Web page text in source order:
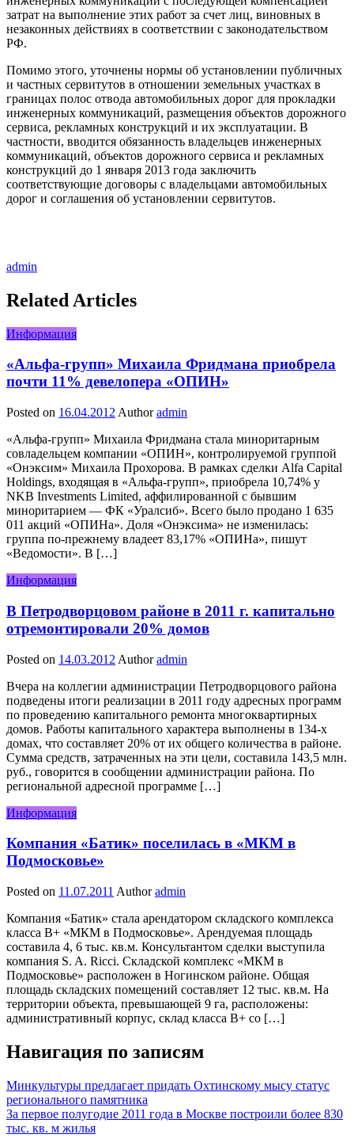
затрат на выполнение этих работ за счет лиц, виновных в
незаконных действиях в соответствии с законодательством
РФ.
Помимо этого, уточнены нормы об установлении публичных
и частных сервитутов в отношении земельных участках в
границах полос отвода автомобильных дорог для прокладки
инженерных коммуникаций, размещения объектов дорожного
сервиса, рекламных конструкций и их эксплуатации. В
частности, вводится обязанность владельцев инженерных
коммуникаций, объектов дорожного сервиса и рекламных
конструкций до 1 января 2013 года заключить
соответствующие договоры с владельцами автомобильных
дорог и соглашения об установлении сервитутов.
admin
Related Articles
Информация
«Альфа-групп» Михаила Фридмана приобрела
почти 11% девелопера «ОПИН»
Posted on 16.04.2012 Author admin
«Альфа-групп» Михаила Фридмана стала миноритарным
совладельцем компании «ОПИН», контролируемой группой
«Онэксим» Михаила Прохорова. В рамках сделки Alfa Capital
Holdings, входящая в «Альфа-групп», приобрела 10,74% у
NKB Investments Limited, аффилированной с бывшим
миноритарием — ФК «Уралсиб». Всего было продано 1 635
011 акций «ОПИНа». Доля «Онэксима» не изменилась:
группа по-прежнему владеет 83,17% «ОПИНа», пишут
«Ведомости». В […]
Информация
В Петродворцовом районе в 2011 г. капитально
отремонтировали 20% домов
Posted on 14.03.2012 Author admin
Вчера на коллегии администрации Петродворцового района
подведены итоги реализации в 2011 году адресных программ
по проведению капитального ремонта многоквартирных
домов. Работы капитального характера выполнены в 134-х
домах, что составляет 20% от их общего количества в районе.
Сумма средств, затраченных на эти цели, составила 143,5 млн.
руб., говорится в сообщении администрации района. По
региональной адресной программе […]
Информация
Компания «Батик» поселилась в «МКМ в
Подмосковье»
Posted on 11.07.2011 Author admin
Компания «Батик» стала арендатором складского комплекса
класса В+ «МКМ в Подмосковье». Арендуемая площадь
составила 4, 6 тыс. кв.м. Консультантом сделки выступила
компания S. A. Ricci. Складской комплекс «МКМ в
Подмосковье» расположен в Ногинском районе. Общая
площадь складских помещений составляет 12 тыс. кв.м. На
территории объекта, превышающей 9 га, расположены:
административный корпус, склад класса В+ со […]
Навигация по записям
Минкультуры предлагает придать Охтинскому мысу статус
регионального памятника
За первое полугодие 2011 года в Москве построили более 830
тыс. кв. м жилья